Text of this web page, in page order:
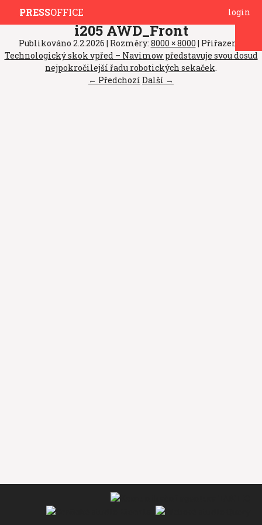
PRESSOFFICE login
i205 AWD_Front
Publikováno 2.2.2026 | Rozměry: 8000 × 8000 | Přiřazeno:
Technologický skok vpřed – Navimow představuje svou dosud
nejpokročilejší řadu robotických sekaček.
← Předchozí Další →